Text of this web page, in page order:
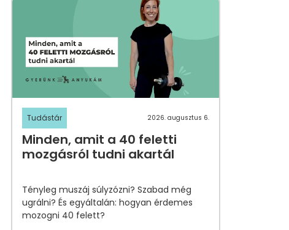
Tudástár 2026. augusztus 6.
Minden, amit a 40 feletti
mozgásról tudni akartál
Tényleg muszáj súlyzózni? Szabad még
ugrálni? És egyáltalán: hogyan érdemes
mozogni 40 felett?